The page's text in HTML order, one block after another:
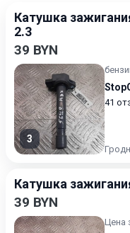
Катушка
2.3
39 BYN
3
41
Катушка
39 BYN
Цена